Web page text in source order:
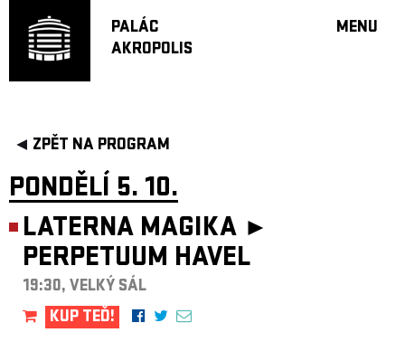
PALÁC
AKROPOLIS
MENU
ZPĚT NA PROGRAM
PONDĚLÍ 5. 10.
LATERNA MAGIKA ►
PERPETUUM HAVEL
19:30, VELKÝ SÁL
KUP TEĎ!